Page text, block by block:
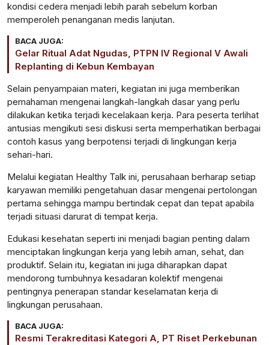
kondisi cedera menjadi lebih parah sebelum korban
memperoleh penanganan medis lanjutan.
BACA JUGA:
Gelar Ritual Adat Ngudas, PTPN IV Regional V Awali
Replanting di Kebun Kembayan
Selain penyampaian materi, kegiatan ini juga memberikan
pemahaman mengenai langkah-langkah dasar yang perlu
dilakukan ketika terjadi kecelakaan kerja. Para peserta terlihat
antusias mengikuti sesi diskusi serta memperhatikan berbagai
contoh kasus yang berpotensi terjadi di lingkungan kerja
sehari-hari.
Melalui kegiatan Healthy Talk ini, perusahaan berharap setiap
karyawan memiliki pengetahuan dasar mengenai pertolongan
pertama sehingga mampu bertindak cepat dan tepat apabila
terjadi situasi darurat di tempat kerja.
Edukasi kesehatan seperti ini menjadi bagian penting dalam
menciptakan lingkungan kerja yang lebih aman, sehat, dan
produktif. Selain itu, kegiatan ini juga diharapkan dapat
mendorong tumbuhnya kesadaran kolektif mengenai
pentingnya penerapan standar keselamatan kerja di
lingkungan perusahaan.
BACA JUGA:
Resmi Terakreditasi Kategori A, PT Riset Perkebunan